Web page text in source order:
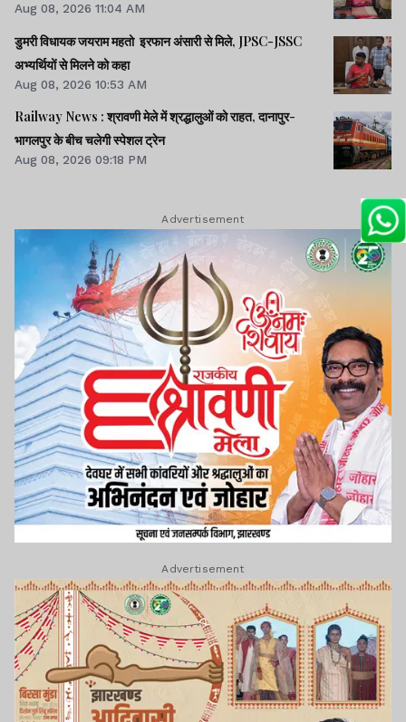
Aug 08, 2026 11:04 AM
डुमरी विधायक जयराम महतो इरफान अंसारी से मिले, JPSC-JSSC
अभ्यर्थियों से मिलने को कहा
Aug 08, 2026 10:53 AM
Railway News : श्रावणी मेले में श्रद्धालुओं को राहत, दानापुर-
भागलपुर के बीच चलेगी स्पेशल ट्रेन
Aug 08, 2026 09:18 PM
Advertisement
Advertisement